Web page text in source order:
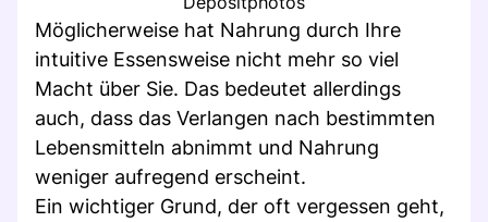
Möglicherweise hat Nahrung durch Ihre
intuitive Essensweise nicht mehr so viel
Macht über Sie. Das bedeutet allerdings
auch, dass das Verlangen nach bestimmten
Lebensmitteln abnimmt und Nahrung
weniger aufregend erscheint.
Ein wichtiger Grund, der oft vergessen geht,